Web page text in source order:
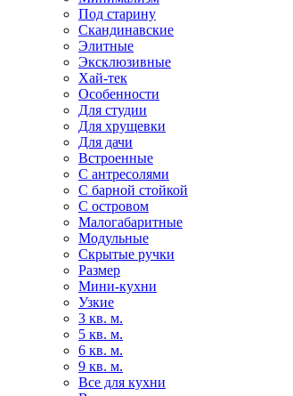
Под старину
Скандинавские
Элитные
Эксклюзивные
Хай-тек
Особенности
Для студии
Для хрущевки
Для дачи
Встроенные
С антресолями
С барной стойкой
С островом
Малогабаритные
Модульные
Скрытые ручки
Размер
Мини-кухни
Узкие
3 кв. м.
5 кв. м.
6 кв. м.
9 кв. м.
Все для кухни